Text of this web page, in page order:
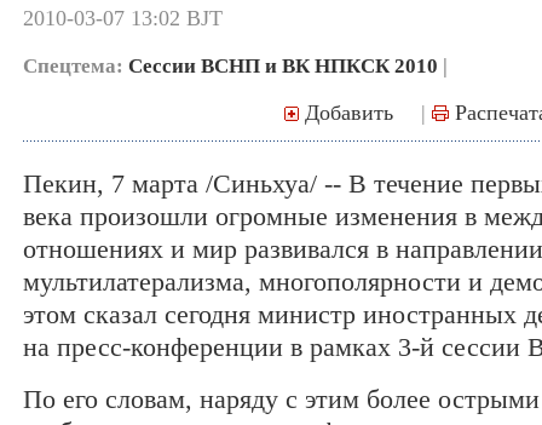
2010-03-07 13:02 BJT
Спецтема: Сессии ВСНП и ВК НПКСК 2010 |
Добавить |
Пекин, 7 марта /Синьхуа/ -- В течение
века произошли огромные изменения в
отношениях и мир развивался в направлении
мультилатерализма, многополярности и
этом сказал сегодня министр иностранных
на пресс-конференции в рамках 3-й сессии
По его словам, наряду с этим более